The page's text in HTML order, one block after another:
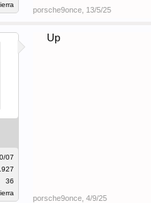
porsche9once 13/5/25
07
36
Up
porsche9once 4/9/25